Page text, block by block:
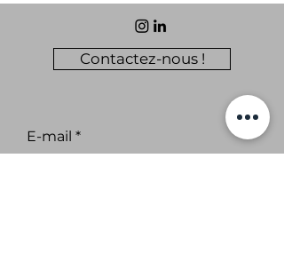
Contactez-nous !
E-mail